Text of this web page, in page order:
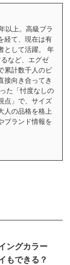
以上。高級ブラ
経て、現在は有
として活躍。 年
など、エグゼ
累計数千人のビ
接向き合ってき
た「忖度なしの
点」で、サイズ
人の品格を格上
ブランド情報を
ングカラー
もできる？